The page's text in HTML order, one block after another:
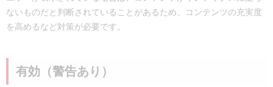
ないものだと判断されていることがあるため、コンテンツの充実度
を高めるなど対策が必要です。
有効（警告あり）